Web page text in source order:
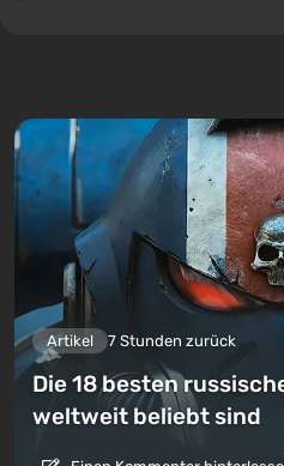
Artikel 7 Stunden zurück
Die 18 besten
weltweit beliebt sind